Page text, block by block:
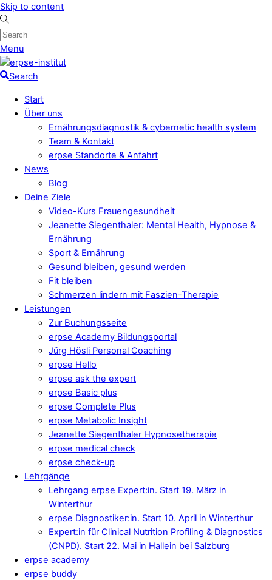
Skip to content
Menu
Search
Start
Über uns
Ernährungsdiagnostik & cybernetic health system
Team & Kontakt
erpse Standorte & Anfahrt
News
Blog
Deine Ziele
Video-Kurs Frauengesundheit
Jeanette Siegenthaler: Mental Health, Hypnose &
Ernährung
Sport & Ernährung
Gesund bleiben, gesund werden
Fit bleiben
Schmerzen lindern mit Faszien-Therapie
Leistungen
Zur Buchungsseite
erpse Academy Bildungsportal
Jürg Hösli Personal Coaching
erpse Hello
erpse ask the expert
erpse Basic plus
erpse Complete Plus
erpse Metabolic Insight
Jeanette Siegenthaler Hypnosetherapie
erpse medical check
erpse check-up
Lehrgänge
Lehrgang erpse Expert:in. Start 19. März in
Winterthur
erpse Diagnostiker:in. Start 10. April in Winterthur
Expert:in für Clinical Nutrition Profiling & Diagnostics
(CNPD). Start 22. Mai in Hallein bei Salzburg
erpse academy
erpse buddy